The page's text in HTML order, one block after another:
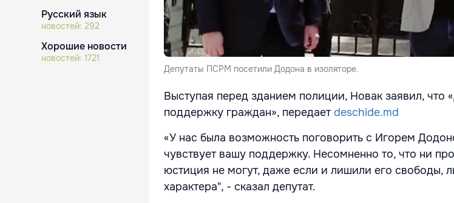
Русский язык
новостей: 292
Хорошие новости
новостей: 1721
Депутаты ПСРМ посетили Додона в изоляторе.
Выступая перед зданием полиции, Новак заявил, что
поддержку граждан», передает deschide.md
«У нас была возможность поговорить с Игорем
чувствует вашу поддержку. Несомненно то, что ни
юстиция не могут, даже если и лишили его свободы,
характера", - сказал депутат.